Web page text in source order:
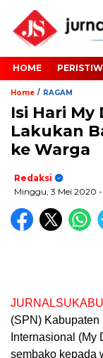
HOME
Home / RAGAM
Isi Hari My
Lakukan
ke Warga
Redaksi
Minggu, 3 Mei 2020
(SPN)
Internasional
sembako kepada